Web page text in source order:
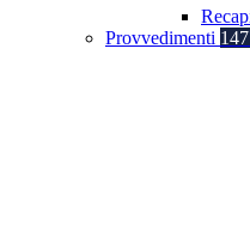
Provvedimenti